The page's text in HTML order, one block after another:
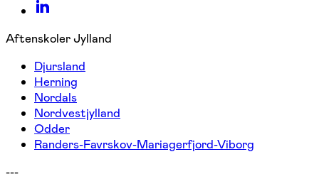
Aftenskoler Jylland
Djursland
Herning
Nordals
Nordvestjylland
Odder
Randers-Favrskov-Mariagerfjord-Viborg
---